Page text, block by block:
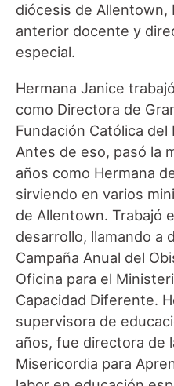
diócesis de Allentown,
anterior docente y
especial.
Hermana Janice
como Directora de
Fundación Católica del
Antes de eso, pasó la
años como Hermana
sirviendo en varios
de Allentown. Trabajó
desarrollo, llamando a
Campaña Anual del
Oficina para el
Capacidad Diferente.
supervisora de
años, fue directora de
Misericordia para